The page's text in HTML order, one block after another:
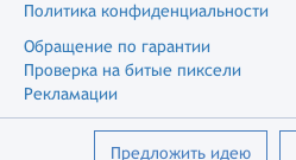
Политика конфиденциальности
Обращение по гарантии
Проверка на битые пиксели
Рекламации
Предложить идею